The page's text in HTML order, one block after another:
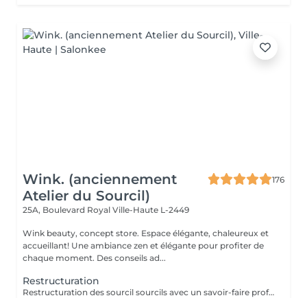
Wink. (anciennement
Atelier du Sourcil)
176
25A, Boulevard Royal Ville-Haute L-2449
Wink beauty, concept store. Espace élégante, chaleureux et
accueillant! Une ambiance zen et élégante pour profiter de
chaque moment. Des conseils ad...
Restructuration
Restructuration des sourcil sourcils avec un savoir-faire professionnel et une analyse de la morphologie pour une ligne parfaitement ajustée à votre visage.